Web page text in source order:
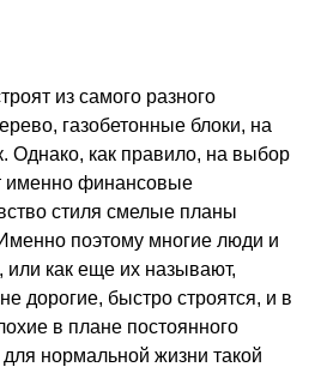
]
из самого разного
газобетонные блоки, на
Однако, как правило, на выбор
именно финансовые
стиля смелые планы
поэтому многие люди и
как еще их называют,
дорогие, быстро строятся, и в
в плане постоянного
нормальной жизни такой